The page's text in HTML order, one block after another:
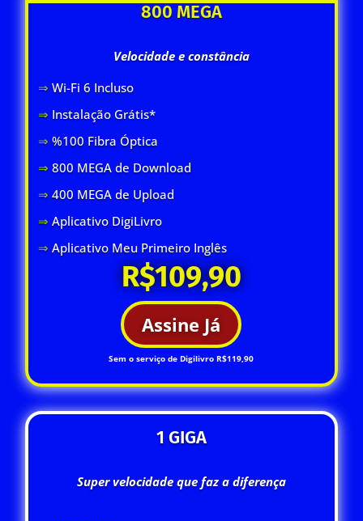
800 MEGA
Velocidade e constância
⇒ Wi-Fi 6 Incluso
⇒ Instalação Grátis*
⇒ %100 Fibra Óptica
⇒ 800 MEGA de Download
⇒400 MEGA de Upload
⇒Aplicativo DigiLivro
⇒Aplicativo Meu Primeiro Inglês
R$109,90
Assine Já
Sem o serviço de Digilivro R$119,90
1 GIGA
Super velocidade que faz a diferença